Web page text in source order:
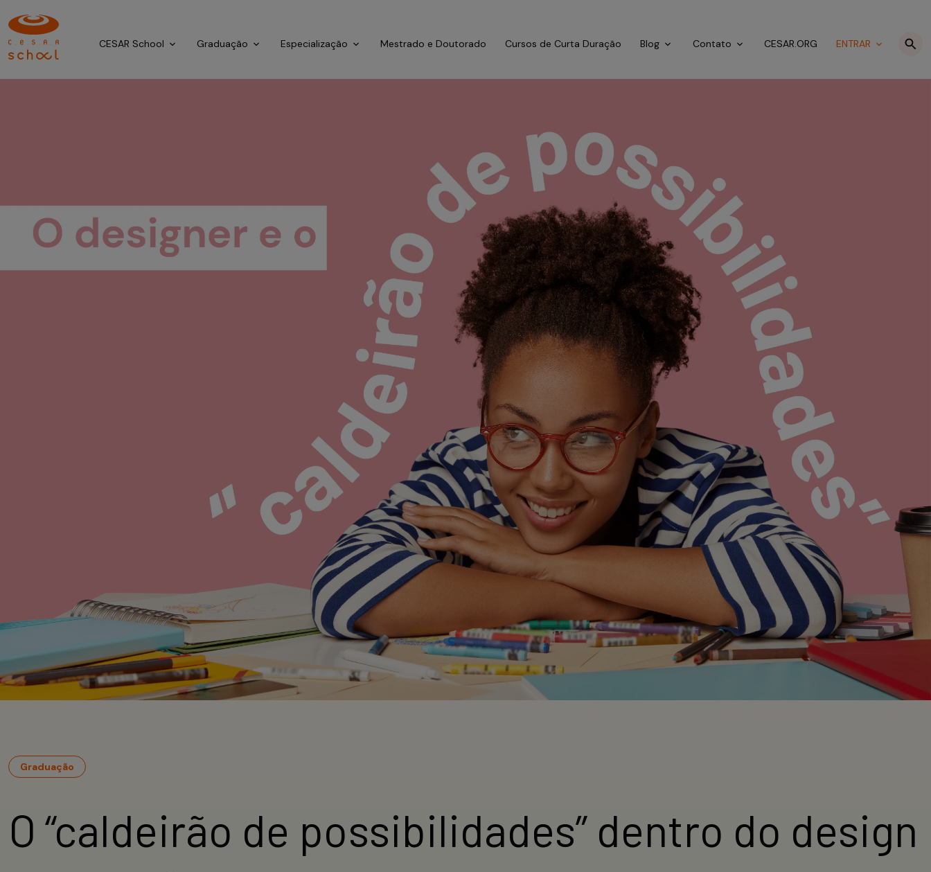
CESAR School Graduação Especialização Mestrado e Doutorado Cursos de Curta Duração Blog Contato CESAR.ORG ENTRAR
Graduação
O “caldeirão de possibilidades” dentro do design